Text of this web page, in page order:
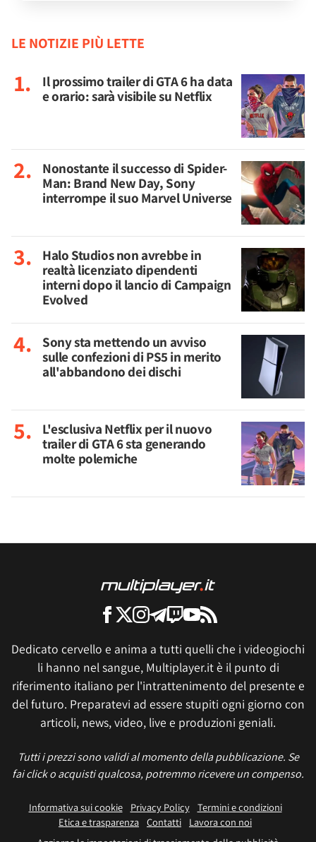
LE NOTIZIE PIÙ LETTE
Il prossimo trailer di GTA 6 ha data
e orario: sarà visibile su Netflix
Nonostante il successo di Spider-
Man: Brand New Day, Sony
interrompe il suo Marvel Universe
Halo Studios non avrebbe in
realtà licenziato dipendenti
interni dopo il lancio di Campaign
Evolved
Sony sta mettendo un avviso
sulle confezioni di PS5 in merito
all'abbandono dei dischi
L'esclusiva Netflix per il nuovo
trailer di GTA 6 sta generando
molte polemiche
Dedicato cervello e anima a tutti quelli che i videogiochi
li hanno nel sangue, Multiplayer.it è il punto di
riferimento italiano per l'intrattenimento del presente e
del futuro. Preparatevi ad essere stupiti ogni giorno con
articoli, news, video, live e produzioni geniali.
Tutti i prezzi sono validi al momento della pubblicazione. Se
fai click o acquisti qualcosa, potremmo ricevere un compenso.
Informativa sui cookie Privacy Policy
Termini e condizioni
Etica e trasparenza Contatti
Lavora con noi